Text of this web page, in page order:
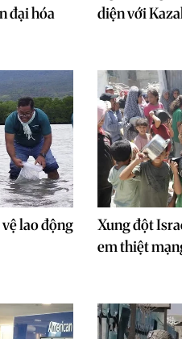
đại hóa
diện với
lao động
Xung đột
em thiệt